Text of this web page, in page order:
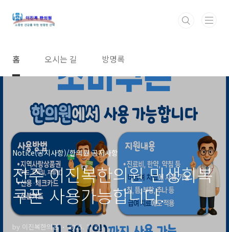
홈 오시는 길 방명록
Notice(공지사항)/한의원 공지사항
전주 이진복한의원 민생회복
쿠폰 사용가능합니다.
by 이진복한의원 2025. 7. 21.